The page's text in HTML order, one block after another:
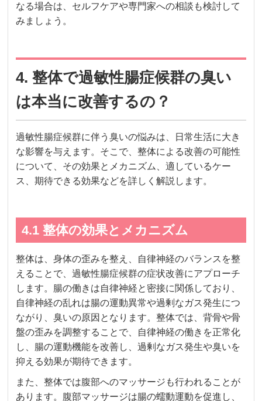
なる場合は、セルフケアや専門家への相談も検討して
みましょう。
4. 整体で過敏性腸症候群の臭い
は本当に改善するの？
過敏性腸症候群に伴う臭いの悩みは、日常生活に大き
な影響を与えます。そこで、整体による改善の可能性
について、その効果とメカニズム、適しているケー
ス、期待できる効果などを詳しく解説します。
4.1 整体の効果とメカニズム
整体は、身体の歪みを整え、自律神経のバランスを整
えることで、過敏性腸症候群の症状改善にアプローチ
します。腸の働きは自律神経と密接に関係しており、
自律神経の乱れは腸の運動異常や過剰なガス発生につ
ながり、臭いの原因となります。整体では、背骨や骨
盤の歪みを調整することで、自律神経の働きを正常化
し、腸の運動機能を改善し、過剰なガス発生や臭いを
抑える効果が期待できます。
また、整体では腹部へのマッサージも行われることが
あります。腹部マッサージは腸の蠕動運動を促進し、